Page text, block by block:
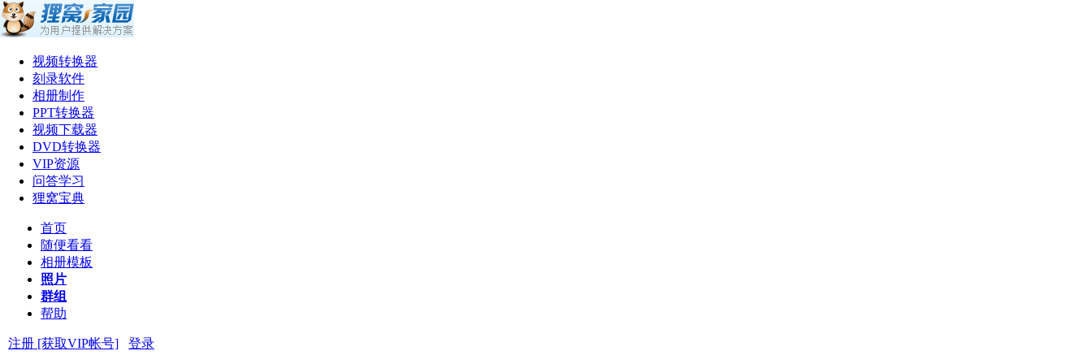
视频转换器
刻录软件
相册制作
PPT转换器
视频下载器
DVD转换器
VIP资源
问答学习
狸窝宝典
首页
随便看看
相册模板
照片
群组
帮助
注册 [获取VIP帐号] 登录